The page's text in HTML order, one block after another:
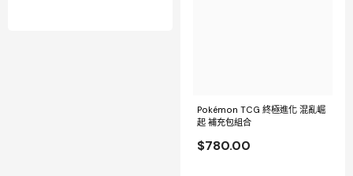
Pokémon TCG 終極進化 混亂崛
起 補充包組合
$780.00